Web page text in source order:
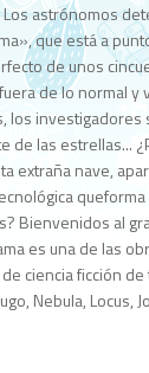
astrónomos
que está a
de unos
de lo normal y
los
de las estrellas...
extraña nave,
Bienvenidos al
es una de las
ciencia ficción
Nebula, Locus,